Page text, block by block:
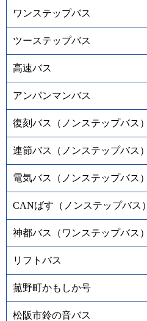
ワンステップバス
ツーステップバス
高速バス
アンパンマンバス
復刻バス（ノンステップバス）
連節バス（ノンステップバス）
電気バス（ノンステップバス）
CANばす（ノンステップバス）
神都バス（ワンステップバス）
リフトバス
菰野町かもしか号
松阪市鈴の音バス